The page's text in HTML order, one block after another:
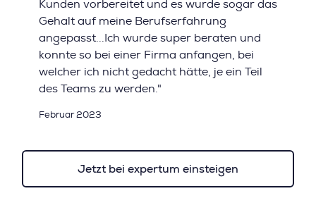
Kunden vorbereitet und es wurde sogar das
Gehalt auf meine Berufserfahrung
angepasst...Ich wurde super beraten und
konnte so bei einer Firma anfangen, bei
welcher ich nicht gedacht hätte, je ein Teil
des Teams zu werden."
Februar 2023
Jetzt bei expertum einsteigen